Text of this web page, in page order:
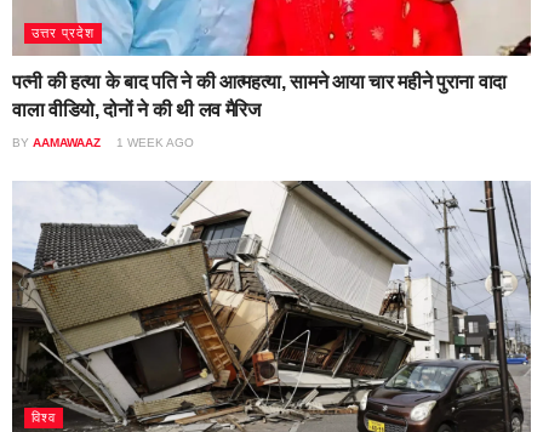
उत्तर प्रदेश
पत्नी की हत्या के बाद पति ने की आत्महत्या, सामने आया चार महीने पुराना वादा
वाला वीडियो, दोनों ने की थी लव मैरिज
BY AAMAWAAZ 1 WEEK AGO
विश्व